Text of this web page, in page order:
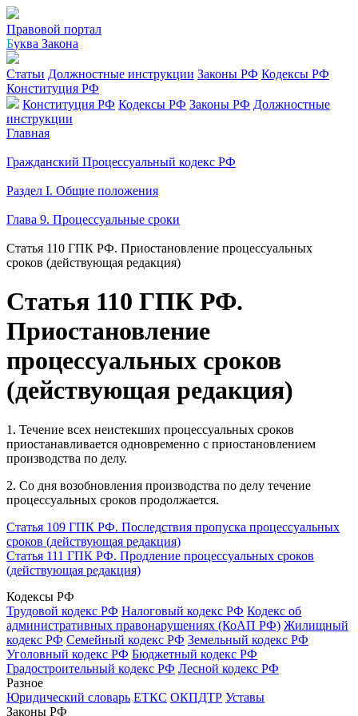
Правовой портал
Буква Закона
Статьи Должностные инструкции Законы РФ Кодексы РФ
Конституция РФ
Конституция РФ Кодексы РФ Законы РФ Должностные
инструкции
Главная
Гражданский Процессуальный кодекс РФ
Раздел I. Общие положения
Глава 9. Процессуальные сроки
Статья 110 ГПК РФ. Приостановление процессуальных
сроков (действующая редакция)
Статья 110 ГПК РФ.
Приостановление
процессуальных сроков
(действующая редакция)
1. Течение всех неистекших процессуальных сроков
приостанавливается одновременно с приостановлением
производства по делу.
2. Со дня возобновления производства по делу течение
процессуальных сроков продолжается.
Статья 109 ГПК РФ. Последствия пропуска процессуальных
сроков (действующая редакция)
Статья 111 ГПК РФ. Продление процессуальных сроков
(действующая редакция)
Кодексы РФ
Трудовой кодекс РФ Налоговый кодекс РФ Кодекс об
административных правонарушениях (КоАП РФ) Жилищный
кодекс РФ Семейный кодекс РФ Земельный кодекс РФ
Уголовный кодекс РФ Бюджетный кодекс РФ
Градостроительный кодекс РФ Лесной кодекс РФ
Разное
Юридический словарь ЕТКС ОКПДТР Уставы
Законы РФ